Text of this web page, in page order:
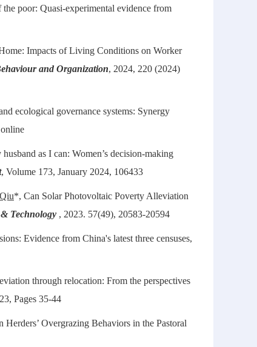
poor: Quasi-experimental evidence from
Impacts of Living Conditions on Worker
and Organization, 2024, 220 (2024)
ecological governance systems: Synergy
as I can: Women’s decision-making
, Volume 173, January 2024, 106433
*, Can Solar Photovoltaic Poverty Alleviation
Technology , 2023. 57(49), 20583-20594
Evidence from China's latest three censuses,
through relocation: From the perspectives
Pages 35-44
Overgrazing Behaviors in the Pastoral